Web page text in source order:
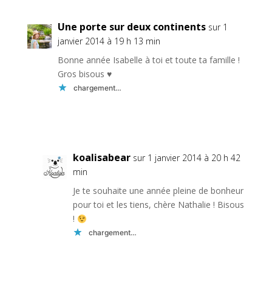
Une porte sur deux continents sur 1
janvier 2014 à 19 h 13 min
Bonne année Isabelle à toi et toute ta famille !
Gros bisous ♥
chargement…
koalisabear sur 1 janvier 2014 à 20 h 42
min
Je te souhaite une année pleine de bonheur
pour toi et les tiens, chère Nathalie ! Bisous
!
chargement…